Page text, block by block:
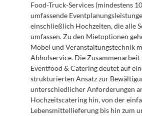
Food-Truck-Services (mindestens
umfassende
einschließlich Hochzeiten, die alle
umfassen. Zu den Mietoptionen
Möbel und Veranstaltungstechnik
Abholservice. Die Zusammenarbeit
Eventfood & Catering deutet auf
strukturierten Ansatz zur
unterschiedlicher Anforderungen
Hochzeitscatering hin, von der
Lebensmittellieferung bis hin zum